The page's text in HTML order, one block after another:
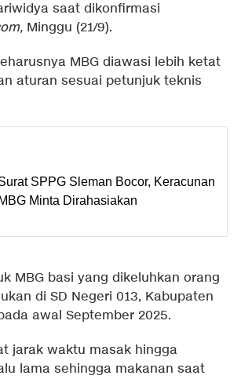
saat dikonfirmasi
Minggu (21/9).
MBG diawasi lebih ketat
aturan sesuai petunjuk teknis
SPPG Sleman Bocor, Keracunan
MBG Minta Dirahasiakan
MBG basi yang dikeluhkan orang
di SD Negeri 013, Kabupaten
awal September 2025.
jarak waktu masak hingga
lama sehingga makanan saat